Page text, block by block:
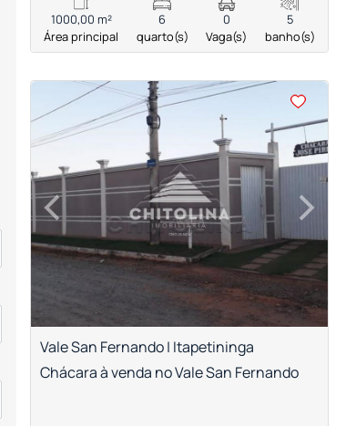
1000,00 m²
Área principal
6
quarto(s)
0
Vaga(s)
5
banho(s)
‹Previous ›
Next
Vale San Fernando | Itapetininga
Chácara à venda no Vale San Fernando